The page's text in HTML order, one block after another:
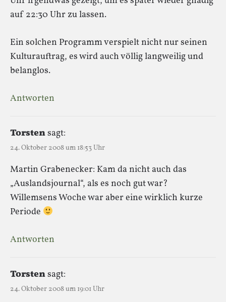
auf 22:30 Uhr zu lassen.
Ein solchen Programm verspielt nicht nur seinen
Kulturauftrag, es wird auch völlig langweilig und
belanglos.
Antworten
Torstensagt:
24. Oktober 2008 um 18:53 Uhr
Martin Grabenecker: Kam da nicht auch das
„Auslandsjournal“, als es noch gut war?
Willemsens Woche war aber eine wirklich kurze
Periode
Antworten
Torstensagt:
24. Oktober 2008 um 19:01 Uhr